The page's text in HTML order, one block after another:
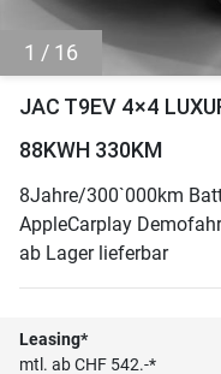
1 / 16
JAC T9EV 4×4
88KWH 330KM
8Jahre/300`000km
AppleCarplay
ab Lager lieferbar
Leasing*
mtl. ab CHF 542.-*